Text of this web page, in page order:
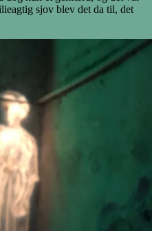
sjov blev det da til, det